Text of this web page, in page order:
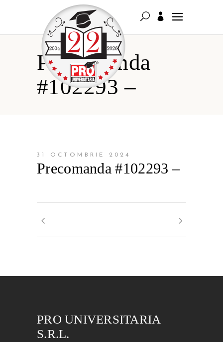
Precomanda
#102293 –
31 OCTOMBRIE 2024
Precomanda #102293 –
PRO UNIVERSITARIA
S.R.L.